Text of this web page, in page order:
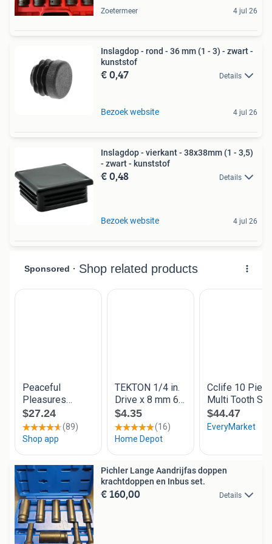
Zoetermeer 4 jul 26
Inslagdop - rond - 36 mm (1 - 3) - zwart -
kunststof
€ 0,47 Details
Bezoek website 4 jul 26
Inslagdop - vierkant - 38x38mm (1 - 3,5)
- zwart - kunststof
€ 0,48 Details
Bezoek website 4 jul 26
Pichler Lange Aandrijfas doppen
krachtdoppen en Inbus set.
€ 160,00 Details